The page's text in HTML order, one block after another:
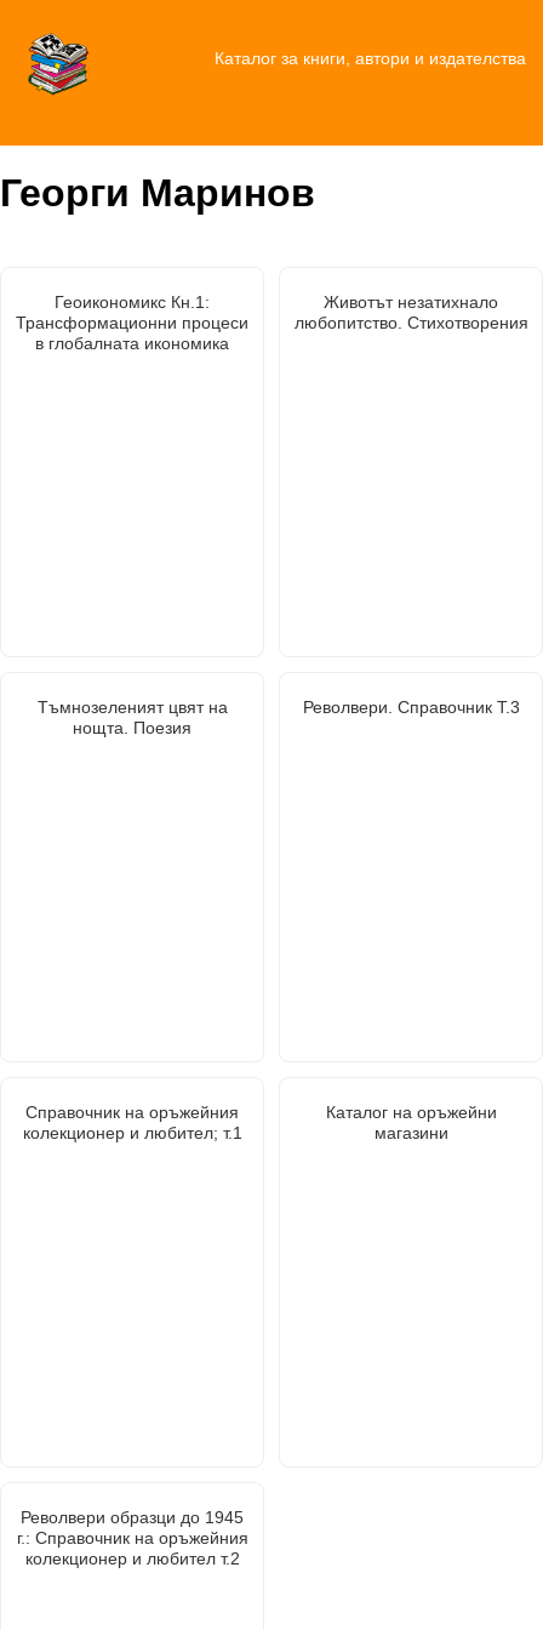
Каталог за книги, автори и издателства
Георги Маринов
Геоикономикс Кн.1:
Трансформационни процеси
в глобалната икономика
Животът незатихнало
любопитство. Стихотворения
Тъмнозеленият цвят на
нощта. Поезия
Револвери. Справочник Т.3
Справочник на оръжейния
колекционер и любител; т.1
Каталог на оръжейни
магазини
Револвери образци до 1945
г.: Справочник на оръжейния
колекционер и любител т.2